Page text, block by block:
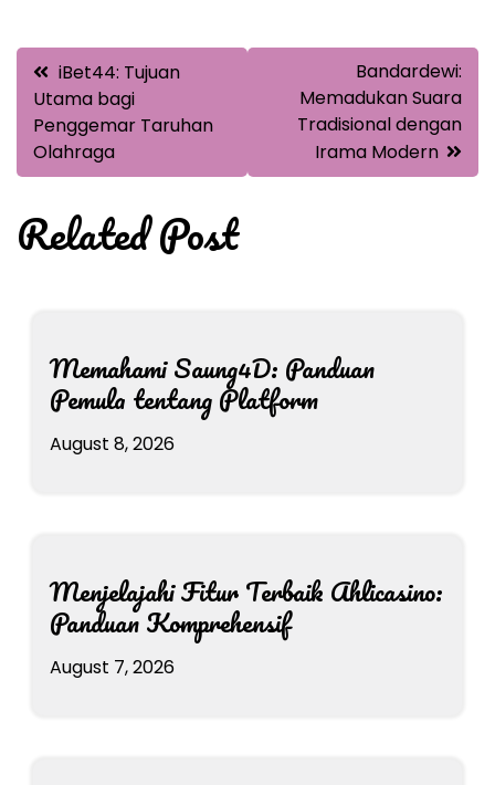
Post
navigation
iBet44: Tujuan
Utama bagi
Penggemar Taruhan
Olahraga
Bandardewi:
Memadukan Suara
Tradisional dengan
Irama Modern
Related Post
Memahami Saung4D: Panduan
Pemula tentang Platform
August 8, 2026
Menjelajahi Fitur Terbaik Ahlicasino:
Panduan Komprehensif
August 7, 2026